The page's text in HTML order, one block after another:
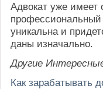
Адвокат уже
уникальна и
даны изначально.
Другие
Как зарабатывать